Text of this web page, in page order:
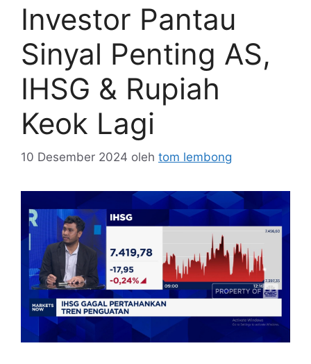
Investor Pantau
Sinyal Penting AS,
IHSG & Rupiah
Keok Lagi
10 Desember 2024 oleh tom lembong